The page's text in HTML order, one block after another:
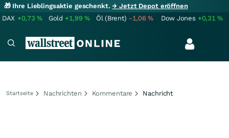
🎁 Ihre Lieblingsaktie geschenkt.→ Jetzt Depot eröffnen
DAX +0,73% Gold +1,99% Öl (Brent) -1,06% Dow Jones +0,31%
Startseite Nachrichten Kommentare Nachricht